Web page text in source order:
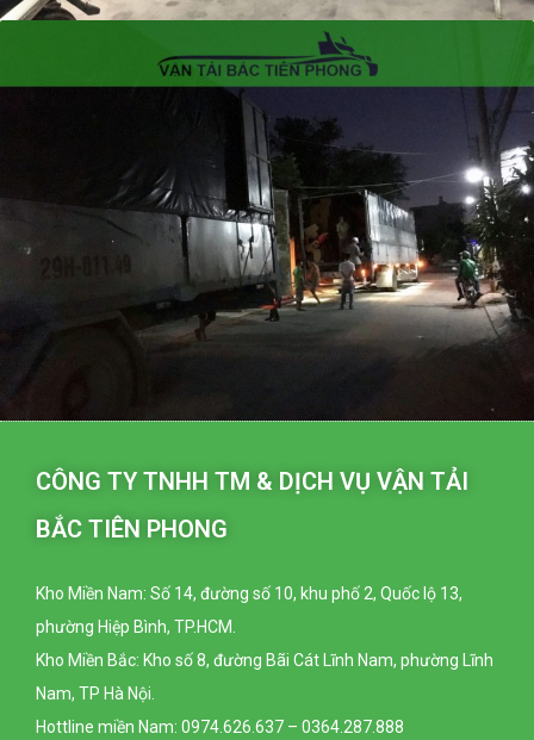
CÔNG TY TNHH TM & DỊCH VỤ VẬN TẢI
BẮC TIÊN PHONG
Kho Miền Nam: Số 14, đường số 10, khu phố 2, Quốc lộ 13,
phường Hiệp Bình, TP.HCM.
Kho Miền Bắc: Kho số 8, đường Bãi Cát Lĩnh Nam, phường Lĩnh
Nam, TP Hà Nội.
Hottline miền Nam: 0974.626.637 – 0364.287.888